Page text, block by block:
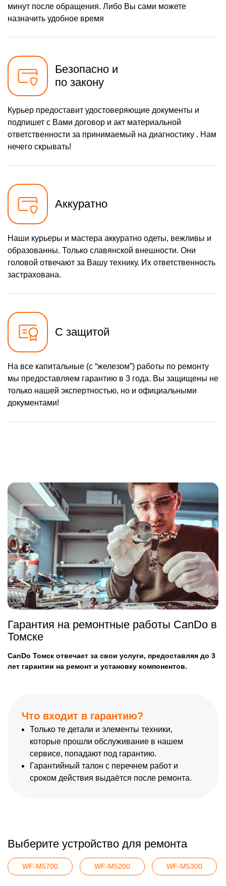
минут после обращения. Либо Вы сами можете
назначить удобное время
Безопасно и
по закону
Курьер предоставит удостоверяющие документы и
подпишет с Вами договор и акт материальной
ответственности за принимаемый на диагностику . Нам
нечего скрывать!
Аккуратно
Наши курьеры и мастера аккуратно одеты, вежливы и
образованны. Только славянской внешности. Они
головой отвечают за Вашу технику. Их ответственность
застрахована.
С защитой
На все капитальные (с “железом”) работы по ремонту
мы предоставляем гарантию в 3 года. Вы защищены не
только нашей экспертностью, но и официальными
документами!
Гарантия на ремонтные работы CanDo в
Томске
CanDo Томск отвечает за свои услуги, предоставляя до 3
лет гарантии на ремонт и установку компонентов.
Что входит в гарантию?
Только те детали и элементы техники,
которые прошли обслуживание в нашем
сервисе, попадают под гарантию.
Гарантийный талон с перечнем работ и
сроком действия выдаётся после ремонта.
Выберите устройство для ремонта
WF-M5700 WF-M5200 WF-M5300